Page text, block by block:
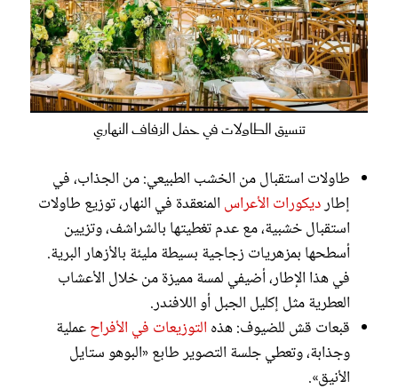
تنسيق الطاولات في حفل الزفاف النهاري
طاولات استقبال من الخشب الطبيعي: من الجذاب، في
إطارديكورات الأعراس المنعقدة في النهار، توزيع طاولات
استقبال خشبية، مع عدم تغطيتها بالشراشف، وتزيين
أسطحها بمزهريات زجاجية بسيطة مليئة بالأزهار البرية.
في هذا الإطار، أضيفي لمسة مميزة من خلال الأعشاب
العطرية مثل إكليل الجبل أو اللافندر.
قبعات قش للضيوف: هذه التوزيعات في الأفراحعملية
وجذابة، وتعطي جلسة التصوير طابع «البوهو ستايل
الأنيق».